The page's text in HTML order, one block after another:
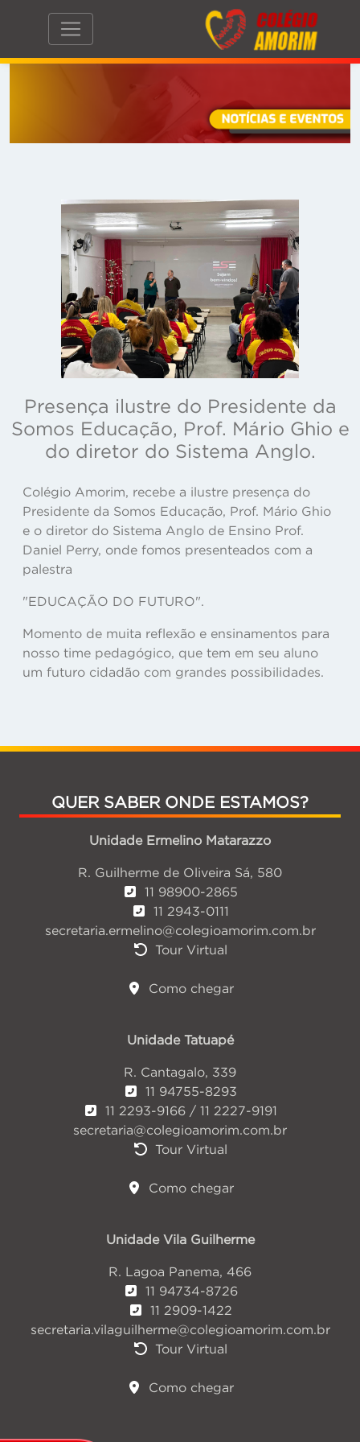
Presença ilustre do Presidente da
Somos Educação, Prof. Mário Ghio e
do diretor do Sistema Anglo.
Colégio Amorim, recebe a ilustre presença do
Presidente da Somos Educação, Prof. Mário Ghio
e o diretor do Sistema Anglo de Ensino Prof.
Daniel Perry, onde fomos presenteados com a
palestra
"EDUCAÇÃO DO FUTURO".
Momento de muita reflexão e ensinamentos para
nosso time pedagógico, que tem em seu aluno
um futuro cidadão com grandes possibilidades.
QUER SABER ONDE ESTAMOS?
Unidade Ermelino Matarazzo
R. Guilherme de Oliveira Sá, 580
11 98900-2865
11 2943-0111
secretaria.ermelino@colegioamorim.com.br
Tour Virtual
Como chegar
Unidade Tatuapé
R. Cantagalo, 339
11 94755-8293
11 2293-9166 / 11 2227-9191
secretaria@colegioamorim.com.br
Tour Virtual
Como chegar
Unidade Vila Guilherme
R. Lagoa Panema, 466
11 94734-8726
11 2909-1422
secretaria.vilaguilherme@colegioamorim.com.br
Tour Virtual
Como chegar